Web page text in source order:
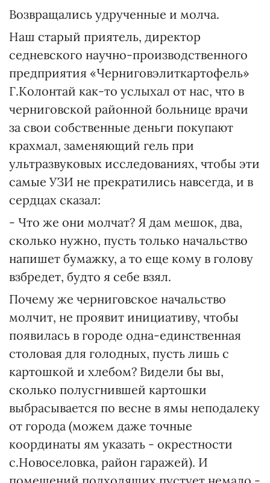
Возвращались удрученные и молча.
Наш старый приятель, директор
седневского научно-производственного
предприятия «Черниговэлиткартофель»
Г.Колонтай как-то услыхал от нас, что в
черниговской районной больнице врачи
за свои собственные деньги покупают
крахмал, заменяющий гель при
ультразвуковых исследованиях, чтобы эти
самые УЗИ не прекратились навсегда, и в
сердцах сказал:
- Что же они молчат? Я дам мешок, два,
сколько нужно, пусть только начальство
напишет бумажку, а то еще кому в голову
взбредет, будто я себе взял.
Почему же черниговское начальство
молчит, не проявит инициативу, чтобы
появилась в городе одна-единственная
столовая для голодных, пусть лишь с
картошкой и хлебом? Видели бы вы,
сколько полусгнившей картошки
выбрасывается по весне в ямы неподалеку
от города (можем даже точные
координаты ям указать - окрестности
с.Новоселовка, район гаражей). И